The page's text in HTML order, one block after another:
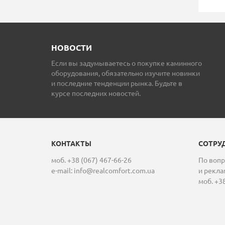
НОВОСТИ
Если вы задумываетесь о покупке каминного
оборудования, обязательно изучите новинки
и последние тенденции рынка. Будьте в
курсе последних новостей.
КОНТАКТЫ
моб. +38 (067) 467-66-26
e-mail: info@realcomfort.com.ua
По
и
моб.